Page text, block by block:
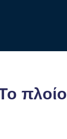
πλοίο